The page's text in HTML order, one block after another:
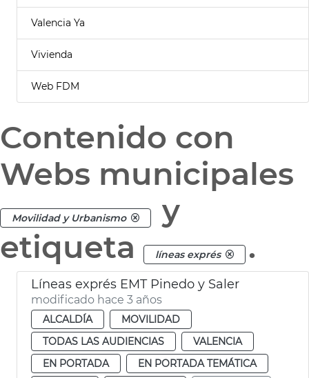
Valencia Ya
Vivienda
Web FDM
Contenido con
Webs municipales
Movilidad y Urbanismo
y
etiqueta
líneas exprés .
Líneas exprés EMT Pinedo y Saler
modificado hace 3 años
ALCALDÍA
MOVILIDAD
TODAS LAS AUDIENCIAS
VALENCIA
EN PORTADA
EN PORTADA TEMÁTICA